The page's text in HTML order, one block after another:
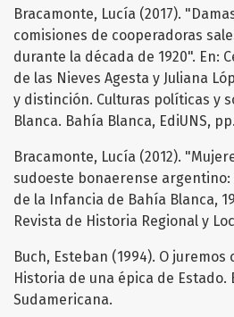
Bracamonte, Lucía (2017).
comisiones de cooperadoras
durante la década de 1920". En:
de las Nieves Agesta y Juliana
y distinción. Culturas políticas y
Blanca. Bahía Blanca, EdiUNS,
Bracamonte, Lucía (2012).
sudoeste bonaerense
de la Infancia de Bahía Blanca,
Revista de Historia Regional y
Buch, Esteban (1994). O
Historia de una épica de Estado.
Sudamericana.